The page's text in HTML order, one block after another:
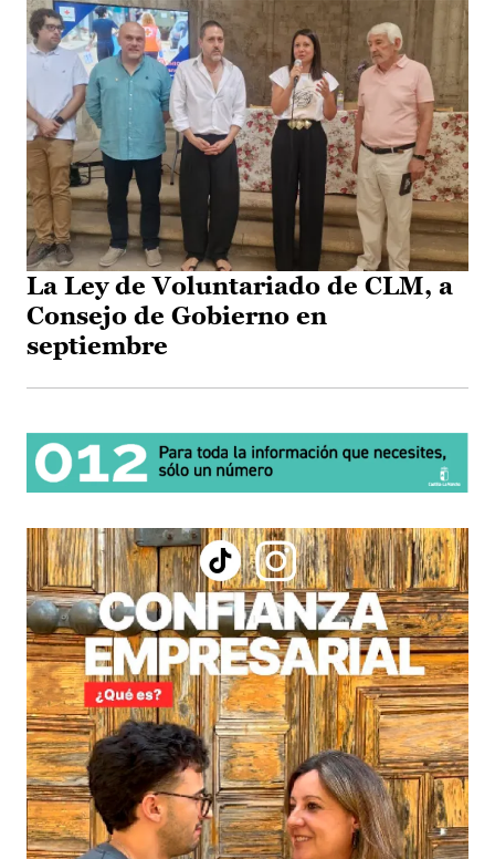
La Ley de Voluntariado de CLM, a
Consejo de Gobierno en
septiembre